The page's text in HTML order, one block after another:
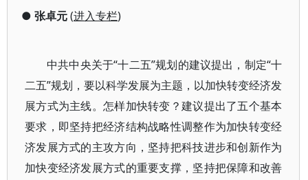
● 张卓元(进入专栏)
中共中央关于“十二五”规划的建议提出，制定“十
二五”规划，要以科学发展为主题，以加快转变经济发
展方式为主线。怎样加快转变？建议提出了五个基本
要求，即坚持把经济结构战略性调整作为加快转变经
济发展方式的主攻方向，坚持把科技进步和创新作为
加快变经济发展方式的重要支撑，坚持把保障和改善